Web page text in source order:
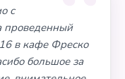
с
проведенный
в кафе Фреско
большое за